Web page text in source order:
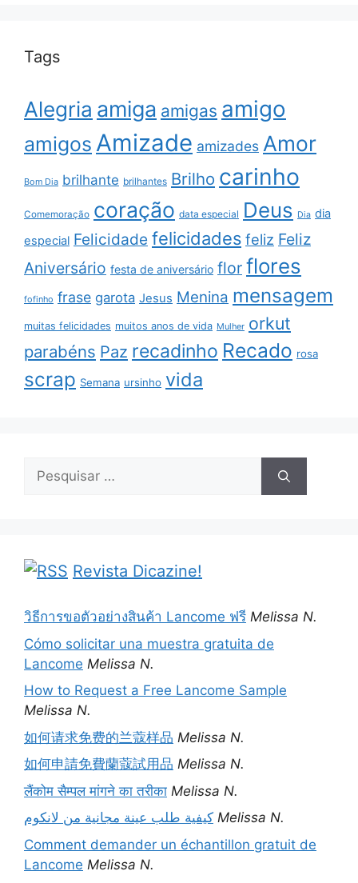
Tags
Alegria amiga amigas amigo
amigos Amizade amizades Amor
Bom Dia brilhante brilhantes Brilho carinho
Comemoração coração data especial Deus Dia dia
especial Felicidade felicidades feliz Feliz
Aniversário festa de aniversário flor flores
fofinho frase garota Jesus Menina mensagem
muitas felicidades muitos anos de vida Mulher orkut
parabéns Paz recadinho Recado rosa
scrap Semana ursinho vida
Pesquisar
Revista Dicazine!
วิธีการขอตัวอย่างสินค้า Lancome ฟรี Melissa N.
Cómo solicitar una muestra gratuita de
Lancome Melissa N.
How to Request a Free Lancome Sample
Melissa N.
如何请求免费的兰蔻样品 Melissa N.
如何申請免費蘭蔻試用品 Melissa N.
लैंकोम सैम्पल मांगने का तरीका Melissa N.
كيفية طلب عينة مجانية من لانكوم Melissa N.
Comment demander un échantillon gratuit de
Lancome Melissa N.